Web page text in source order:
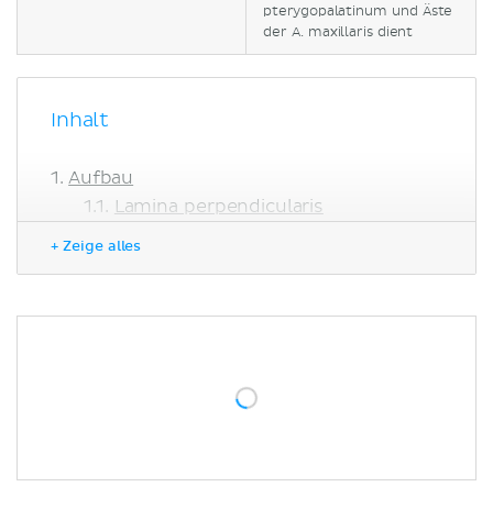
pterygopalatinum und Äste
der A. maxillaris dient
Inhalt
Aufbau
Lamina perpendicularis
Ossifikation
+ Zeige alles